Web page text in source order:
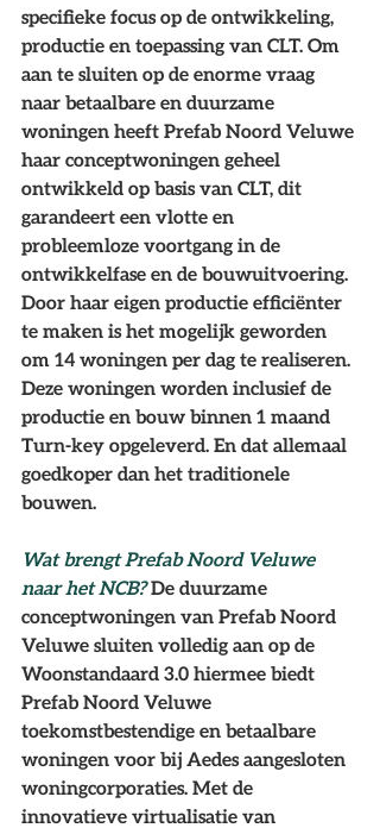
specifieke focus op de ontwikkeling,
productie en toepassing van CLT. Om
aan te sluiten op de enorme vraag
naar betaalbare en duurzame
woningen heeft Prefab Noord Veluwe
haar conceptwoningen geheel
ontwikkeld op basis van CLT, dit
garandeert een vlotte en
probleemloze voortgang in de
ontwikkelfase en de bouwuitvoering.
Door haar eigen productie efficiënter
te maken is het mogelijk geworden
om 14 woningen per dag te realiseren.
Deze woningen worden inclusief de
productie en bouw binnen 1 maand
Turn-key opgeleverd. En dat allemaal
goedkoper dan het traditionele
bouwen.
Wat brengt Prefab Noord Veluwe
naar het NCB? De duurzame
conceptwoningen van Prefab Noord
Veluwe sluiten volledig aan op de
Woonstandaard 3.0 hiermee biedt
Prefab Noord Veluwe
toekomstbestendige en betaalbare
woningen voor bij Aedes aangesloten
woningcorporaties. Met de
innovatieve virtualisatie van